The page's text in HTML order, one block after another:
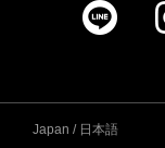
Japan / 日本語